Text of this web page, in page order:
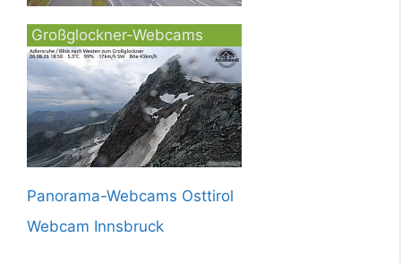
Großglockner-Webcams
Panorama-Webcams Osttirol
Webcam Innsbruck